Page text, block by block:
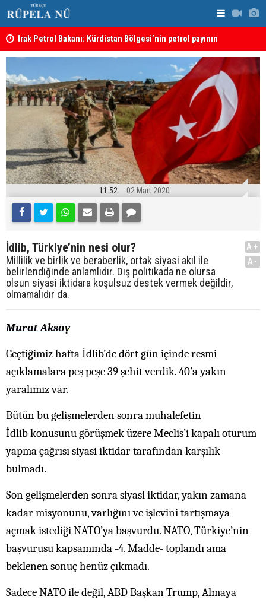
Irak Petrol Bakanı: Kürdistan Bölgesi’nin petrol payının
artırılmasının önünde bir engel yok
11:52 02 Mart 2020
İdlib, Türkiye’nin nesi olur?
Millilik ve birlik ve beraberlik, ortak siyasi akıl ile
belirlendiğinde anlamlıdır. Dış politikada ne olursa
olsun siyasi iktidara koşulsuz destek vermek değildir,
olmamalıdır da.
A+
A-
Murat Aksoy
Geçtiğimiz hafta İdlib’de dört gün içinde resmi
açıklamalara peş peşe 39 şehit verdik. 40’a yakın
yaralımız var.
Bütün bu gelişmelerden sonra muhalefetin
İdlib konusunu görüşmek üzere Meclis’i kapalı oturum
yapma çağrısı siyasi iktidar tarafından karşılık
bulmadı.
Son gelişmelerden sonra siyasi iktidar, yakın zamana
kadar misyonunu, varlığını ve işlevini tartışmaya
açmak istediği NATO’ya başvurdu. NATO, Türkiye’nin
başvurusu kapsamında -4. Madde- toplandı ama
beklenen sonuç henüz çıkmadı.
Sadece NATO ile değil, ABD Başkan Trump, Almaya